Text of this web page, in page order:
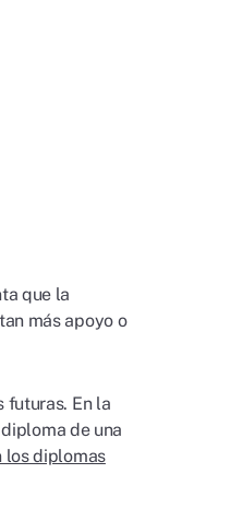
que la
más apoyo o
futuras. En la
de una
los diplomas